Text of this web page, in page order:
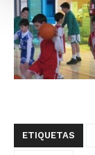
ETIQUETAS